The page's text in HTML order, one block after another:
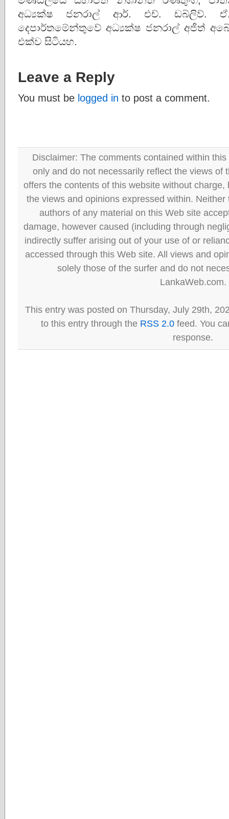
අධ්‍යක්ෂ ජනරාල් ආර්. එච්. ඩබ්ලිව්.
දෙපාර්තමේන්තුවේ අධ්‍යක්ෂ ජනරාල් අජිත්
එක්ව සිටියහ.
Leave a Reply
You must be logged in to post a comment.
Disclaimer: The comments contained within
only and do not necessarily reflect the views of
offers the contents of this website without
the views and opinions expressed within.
authors of any material on this Web site
damage, however caused (including through
indirectly suffer arising out of your use of or
accessed through this Web site. All views and
solely those of the surfer and do not
LankaWeb.com.
This entry was posted on Thursday, July 29th,
to this entry through the RSS 2.0 feed. You
response.